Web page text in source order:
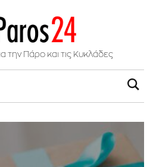
την Πάρο και τις Κυκλάδες